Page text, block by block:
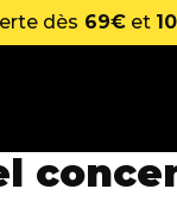
dès 69€et